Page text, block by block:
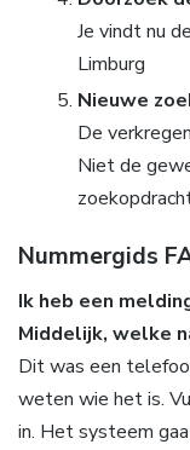
Je vindt nu
Limburg
Nieuwe
De
Niet de
Nummergids
Ik heb een
Middelijk, welke
Dit was een
weten wie het is.
in. Het systeem